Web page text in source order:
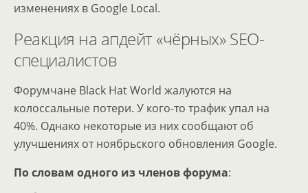
изменениях в Google Local.
Реакция на апдейт «чёрных» SEO-
специалистов
Форумчане Black Hat World жалуются на
колоссальные потери. У кого-то трафик упал на
40%. Однако некоторые из них сообщают об
улучшениях от ноябрьского обновления Google.
По словам одного из членов форума: